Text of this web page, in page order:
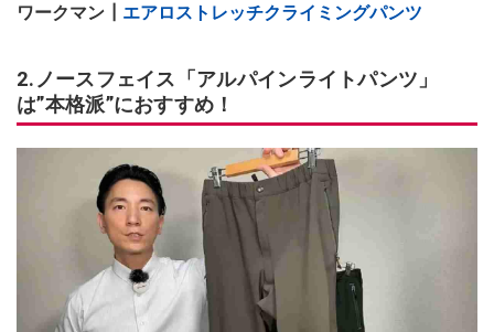
ワークマン┃ エアロストレッチクライミングパンツ
2.ノースフェイス「アルパインライトパンツ」
は”本格派”におすすめ！